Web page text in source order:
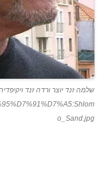
שלמה זנד יוצר ורדה זנד
o_Sand.jpg